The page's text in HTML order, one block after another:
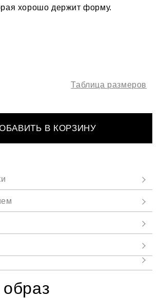
хорошо держит форму.
Таблица размеров
В КОРЗИНУ